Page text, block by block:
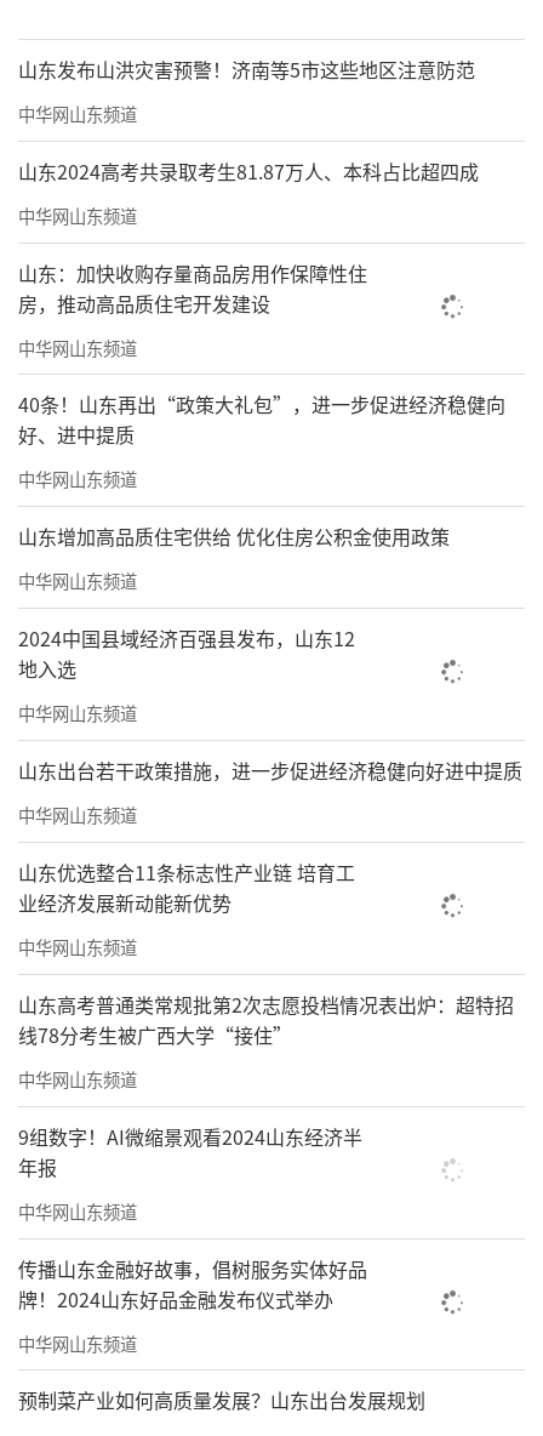
山东发布山洪灾害预警！济南等5市这些地区注意防范
中华网山东频道
山东2024高考共录取考生81.87万人、本科占比超四成
中华网山东频道
山东：加快收购存量商品房用作保障性住
房，推动高品质住宅开发建设
中华网山东频道
40条！山东再出“政策大礼包”，进一步促进经济稳健向
好、进中提质
中华网山东频道
山东增加高品质住宅供给 优化住房公积金使用政策
中华网山东频道
2024中国县域经济百强县发布，山东12
地入选
中华网山东频道
山东出台若干政策措施，进一步促进经济稳健向好进中提质
中华网山东频道
山东优选整合11条标志性产业链 培育工
业经济发展新动能新优势
中华网山东频道
山东高考普通类常规批第2次志愿投档情况表出炉：超特招
线78分考生被广西大学“接住”
中华网山东频道
9组数字！AI微缩景观看2024山东经济半
年报
中华网山东频道
传播山东金融好故事，倡树服务实体好品
牌！2024山东好品金融发布仪式举办
中华网山东频道
预制菜产业如何高质量发展？山东出台发展规划